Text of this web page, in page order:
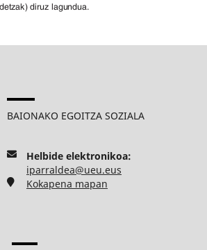
BAIONAKO EGOITZA SOZIALA
Helbide elektronikoa:
iparraldea@ueu.eus
Kokapena mapan